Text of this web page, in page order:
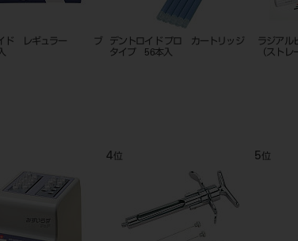
イド レギュラー ブ
デントロイド プロ カートリッジ
タイプ 56本入
ラジ
（スト
4位 5位